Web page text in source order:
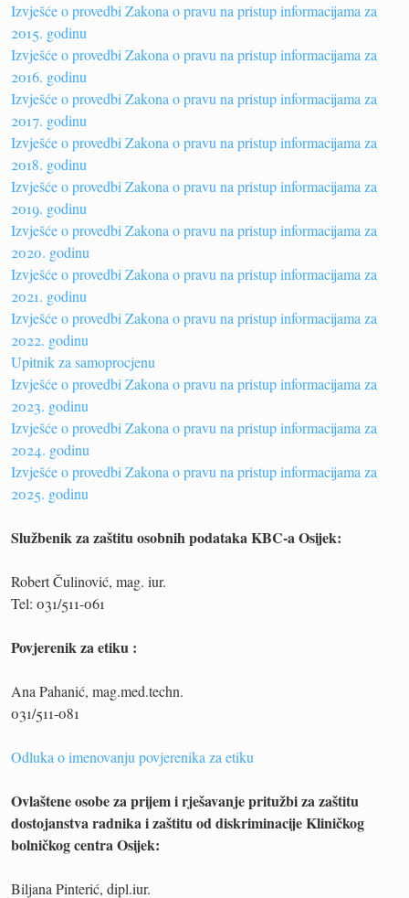
Izvješće o provedbi Zakona o pravu na pristup informacijama za
2015. godinu
Izvješće o provedbi Zakona o pravu na pristup informacijama za
2016. godinu
Izvješće o provedbi Zakona o pravu na pristup informacijama za
2017. godinu
Izvješće o provedbi Zakona o pravu na pristup informacijama za
2018. godinu
Izvješće o provedbi Zakona o pravu na pristup informacijama za
2019. godinu
Izvješće o provedbi Zakona o pravu na pristup informacijama za
2020. godinu
Izvješće o provedbi Zakona o pravu na pristup informacijama za
2021. godinu
Izvješće o provedbi Zakona o pravu na pristup informacijama za
2022. godinu
Upitnik za samoprocjenu
Izvješće o provedbi Zakona o pravu na pristup informacijama za
2023. godinu
Izvješće o provedbi Zakona o pravu na pristup informacijama za
2024. godinu
Izvješće o provedbi Zakona o pravu na pristup informacijama za
2025. godinu
Službenik za zaštitu osobnih podataka KBC-a Osijek:
Robert Čulinović, mag. iur.
Tel: 031/511-061
Povjerenik za etiku :
Ana Pahanić, mag.med.techn.
031/511-081
Odluka o imenovanju povjerenika za etiku
Ovlaštene osobe za prijem i rješavanje pritužbi za zaštitu
dostojanstva radnika i zaštitu od diskriminacije Kliničkog
bolničkog centra Osijek:
Biljana Pinterić, dipl.iur.